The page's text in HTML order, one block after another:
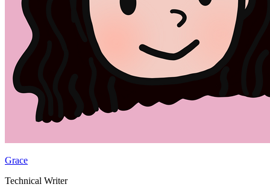
Grace
Technical Writer